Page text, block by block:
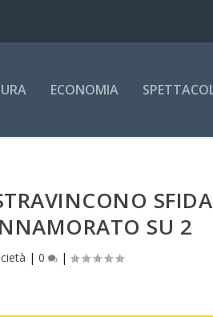
ECONOMIA
SFIDA
SU 2
|0 |